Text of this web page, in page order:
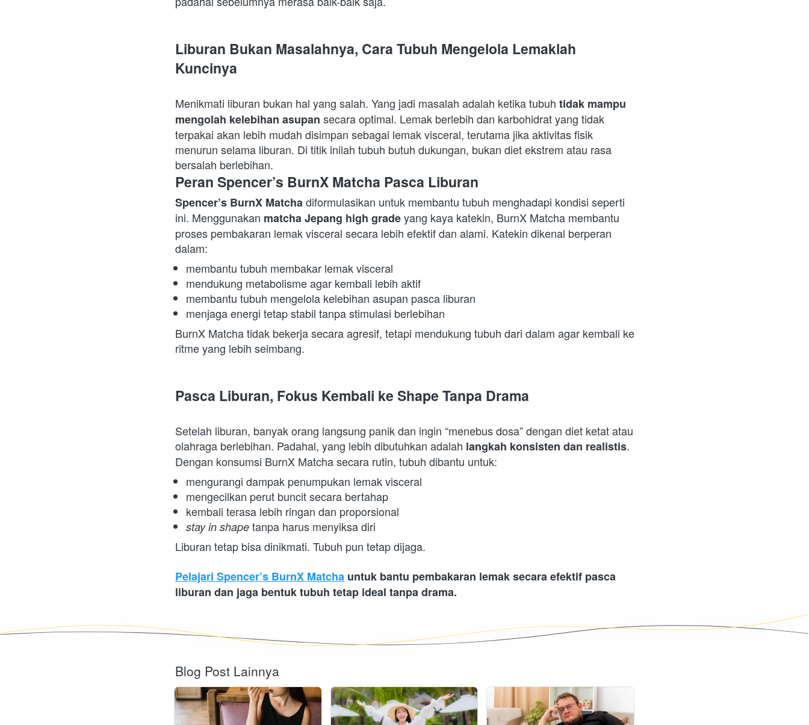
Liburan Bukan Masalahnya, Cara Tubuh Mengelola Lemaklah
Kuncinya
Menikmati liburan bukan hal yang salah. Yang jadi masalah adalah ketika tubuh tidak mampu
mengolah kelebihan asupan secara optimal. Lemak berlebih dan karbohidrat yang tidak
terpakai akan lebih mudah disimpan sebagai lemak visceral, terutama jika aktivitas fisik
menurun selama liburan. Di titik inilah tubuh butuh dukungan, bukan diet ekstrem atau rasa
bersalah berlebihan.
Peran Spencer’s BurnX Matcha Pasca Liburan
Spencer’s BurnX Matcha diformulasikan untuk membantu tubuh menghadapi kondisi seperti
ini. Menggunakan matcha Jepang high grade yang kaya katekin, BurnX Matcha membantu
proses pembakaran lemak visceral secara lebih efektif dan alami. Katekin dikenal berperan
dalam:
membantu tubuh membakar lemak visceral
mendukung metabolisme agar kembali lebih aktif
membantu tubuh mengelola kelebihan asupan pasca liburan
menjaga energi tetap stabil tanpa stimulasi berlebihan
BurnX Matcha tidak bekerja secara agresif, tetapi mendukung tubuh dari dalam agar kembali ke
ritme yang lebih seimbang.
Pasca Liburan, Fokus Kembali ke Shape Tanpa Drama
Setelah liburan, banyak orang langsung panik dan ingin “menebus dosa” dengan diet ketat atau
olahraga berlebihan. Padahal, yang lebih dibutuhkan adalah langkah konsisten dan realistis.
Dengan konsumsi BurnX Matcha secara rutin, tubuh dibantu untuk:
mengurangi dampak penumpukan lemak visceral
mengecilkan perut buncit secara bertahap
kembali terasa lebih ringan dan proporsional
stay in shape tanpa harus menyiksa diri
Liburan tetap bisa dinikmati. Tubuh pun tetap dijaga.
Pelajari Spencer’s BurnX Matcha untuk bantu pembakaran lemak secara efektif pasca
liburan dan jaga bentuk tubuh tetap ideal tanpa drama.
Blog Post Lainnya